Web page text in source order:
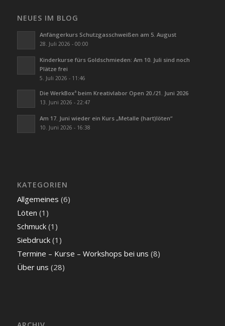
NEUES IM BLOG
Anfängerkurs Schutzgasschweißen am 5. August
28. Juli 2026 - 00:00
Kinderkurse fürs Goldschmieden: Am 10. Juli sind noch
Plätze frei
5. Juli 2026 - 11:46
Die WerkBox³ beim Kreativlabor Open 20./21. Juni 2026
13. Juni 2026 - 22:47
Am 17. Juni wieder ein Kurs „Metalle (hart)löten“
10. Juni 2026 - 16:38
KATEGORIEN
Allgemeines (6)
Löten (1)
Schmuck(1)
Siebdruck(1)
Termine – Kurse – Workshops bei uns (8)
Über uns (28)